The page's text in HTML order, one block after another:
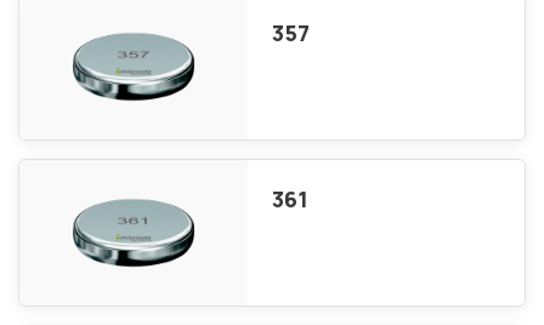
357
361